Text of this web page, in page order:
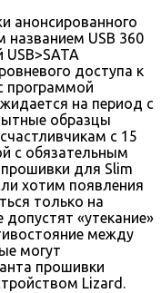
анонсированного
названием USB 360
доступа к
программой
на период с
образцы
с 15
с обязательным
для Slim
хотим появления
только на
«утекание»
между
могут
прошивки
Lizard.